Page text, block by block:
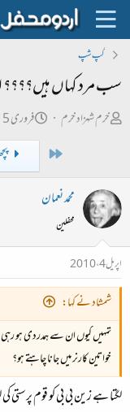
گپ شپ
سب مرد کہاں ہیں؟؟؟؟
ص
ب
ل
ڑ
ی
خرم شہزاد خرم
ت
ا
ا
ء
فروری 15، 2009
محمد نعمان
محفلین
اپریل 4، 2010
شمشاد نے کہا:
تمہیں کیوں ان سے ہمدردی ہو رہی
خواتین کارنر میں جانا چاہتے ہو؟
لگتا ہے زین بی بی کو قوم پرستی